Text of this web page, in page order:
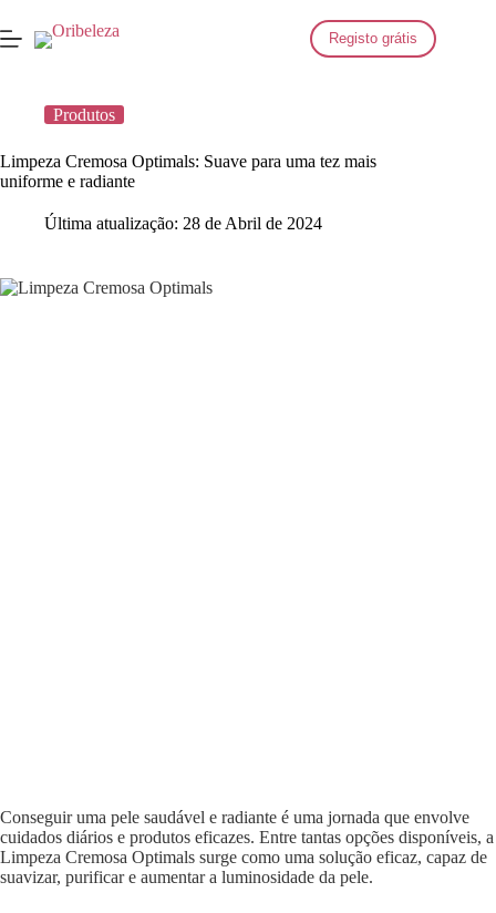
para
o
Registo grátis
Produtos
Limpeza Cremosa Optimals: Suave para uma tez mais
uniforme e radiante
Última atualização: 28 de Abril de 2024
Conseguir uma pele saudável e radiante é uma jornada que envolve
cuidados diários e produtos eficazes. Entre tantas opções disponíveis, a
Limpeza Cremosa Optimals surge como uma solução eficaz, capaz de
suavizar, purificar e aumentar a luminosidade da pele.